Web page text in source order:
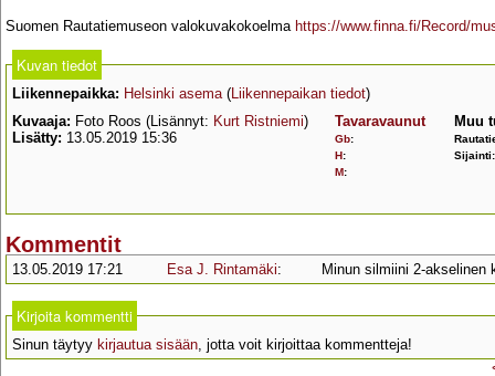
Suomen Rautatiemuseon valokuvakokoelma https://www.finna.fi/Record/
Kuvan tiedot
Liikennepaikka: Helsinki asema ( Liikennepaikan tiedot)
Kuvaaja: Foto Roos (Lisännyt: Kurt Ristniemi)
Lisätty: 13.05.2019 15:36
Tavaravaunut
Gb:
H:
M:
Muu
Kommentit
13.05.2019 17:21 Esa J. Rintamäki: Minun silmiini 2-akselinen
Kirjoita kommentti
Sinun täytyy kirjautua sisään, jotta voit kirjoittaa kommentteja!